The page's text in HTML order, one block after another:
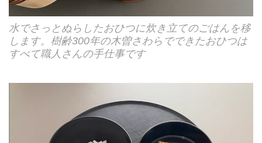
水でさっとぬらしたおひつに炊き立てのごはんを移
します。樹齢300年の木曽さわらでできたおひつは
すべて職人さんの手仕事です